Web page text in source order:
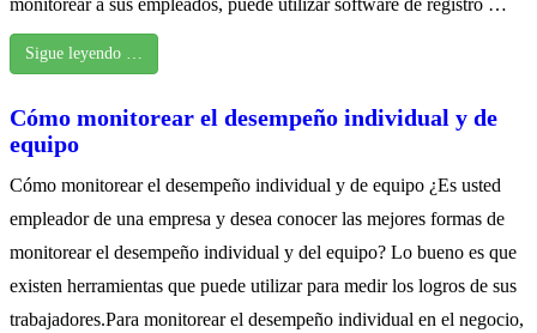
monitorear a sus empleados, puede utilizar software de registro …
Sigue leyendo …
Cómo monitorear el desempeño individual y de
equipo
Cómo monitorear el desempeño individual y de equipo ¿Es usted
empleador de una empresa y desea conocer las mejores formas de
monitorear el desempeño individual y del equipo? Lo bueno es que
existen herramientas que puede utilizar para medir los logros de sus
trabajadores.Para monitorear el desempeño individual en el negocio,